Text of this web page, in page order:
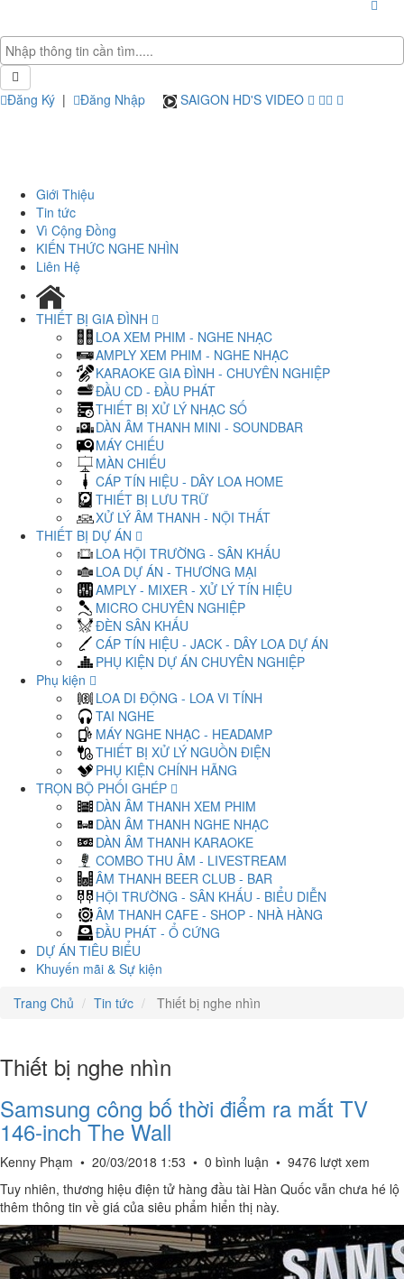
Đăng Ký | Đăng Nhập SAIGON HD'S VIDEO
Giới Thiệu
Tin tức
Vì Cộng Đồng
KIẾN THỨC NGHE NHÌN
Liên Hệ
THIẾT BỊ GIA ĐÌNH
LOA XEM PHIM - NGHE NHẠC
AMPLY XEM PHIM - NGHE NHẠC
KARAOKE GIA ĐÌNH - CHUYÊN NGHIỆP
ĐẦU CD - ĐẦU PHÁT
THIẾT BỊ XỬ LÝ NHẠC SỐ
DÀN ÂM THANH MINI - SOUNDBAR
MÁY CHIẾU
MÀN CHIẾU
CÁP TÍN HIỆU - DÂY LOA HOME
THIẾT BỊ LƯU TRỮ
XỬ LÝ ÂM THANH - NỘI THẤT
THIẾT BỊ DỰ ÁN
LOA HỘI TRƯỜNG - SÂN KHẤU
LOA DỰ ÁN - THƯƠNG MẠI
AMPLY - MIXER - XỬ LÝ TÍN HIỆU
MICRO CHUYÊN NGHIỆP
ĐÈN SÂN KHẤU
CÁP TÍN HIỆU - JACK - DÂY LOA DỰ ÁN
PHỤ KIỆN DỰ ÁN CHUYÊN NGHIỆP
Phụ kiện
LOA DI ĐỘNG - LOA VI TÍNH
TAI NGHE
MÁY NGHE NHẠC - HEADAMP
THIẾT BỊ XỬ LÝ NGUỒN ĐIỆN
PHỤ KIỆN CHÍNH HÃNG
TRỌN BỘ PHỐI GHÉP
DÀN ÂM THANH XEM PHIM
DÀN ÂM THANH NGHE NHẠC
DÀN ÂM THANH KARAOKE
COMBO THU ÂM - LIVESTREAM
ÂM THANH BEER CLUB - BAR
HỘI TRƯỜNG - SÂN KHẤU - BIỂU DIỄN
ÂM THANH CAFE - SHOP - NHÀ HÀNG
ĐẦU PHÁT - Ổ CỨNG
DỰ ÁN TIÊU BIỂU
Khuyến mãi & Sự kiện
Trang Chủ
Tin tức Thiết bị nghe nhìn
Thiết bị nghe nhìn
Samsung công bố thời điểm ra mắt TV
146-inch The Wall
Kenny Phạm • 20/03/2018 1:53 • 0 bình luận • 9476 lượt xem
Tuy nhiên, thương hiệu điện tử hàng đầu tài Hàn Quốc vẫn chưa hé lộ
thêm thông tin về giá của siêu phẩm hiển thị này.